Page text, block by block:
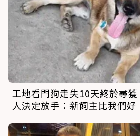
工地看門狗走失10天終於尋
人決定放手：新飼主比我們好